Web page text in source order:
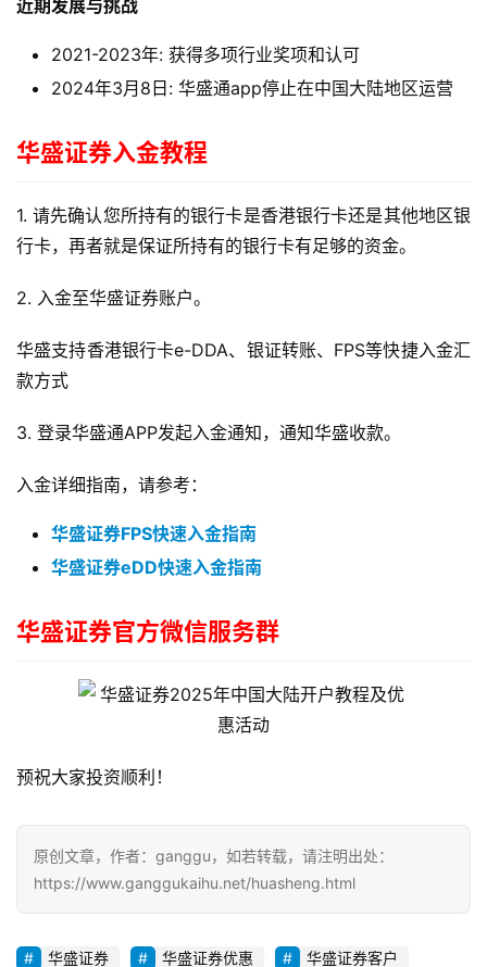
近期发展与挑战
2021-2023年: 获得多项行业奖项和认可
2024年3月8日: 华盛通app停止在中国大陆地区运营
华盛证券入金教程
1. 请先确认您所持有的银行卡是香港银行卡还是其他地区银
行卡，再者就是保证所持有的银行卡有足够的资金。
2. 入金至华盛证券账户。
华盛支持香港银行卡e-DDA、银证转账、FPS等快捷入金汇
款方式
3. 登录华盛通APP发起入金通知，通知华盛收款。
入金详细指南，请参考：
华盛证券FPS快速入金指南
华盛证券eDD快速入金指南
华盛证券官方微信服务群
预祝大家投资顺利！
原创文章，作者：ganggu，如若转载，请注明出处：
https://www.ganggukaihu.net/huasheng.html
华盛证券 华盛证券优惠
华盛证券客户